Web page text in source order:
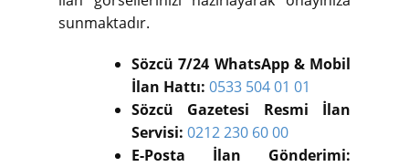
sunmaktadır.
Sözcü 7/24 WhatsApp & Mobil
İlan Hattı: 0533 504 01 01
Sözcü Gazetesi Resmi İlan
Servisi: 0212 230 60 00
E-Posta İlan Gönderimi: